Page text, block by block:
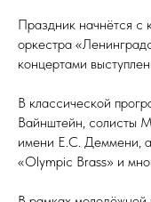
Праздник начнётся с
оркестра
концертами
В классической
Вайнштейн, солисты
имени Е.С. Деммени,
«Olympic Brass» и